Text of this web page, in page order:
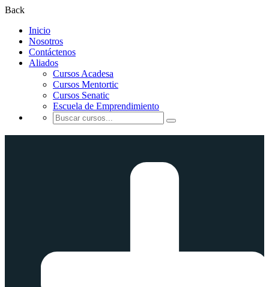
Back
Inicio
Nosotros
Contáctenos
Aliados
Cursos Acadesa
Cursos Mentortic
Cursos Senatic
Escuela de Emprendimiento